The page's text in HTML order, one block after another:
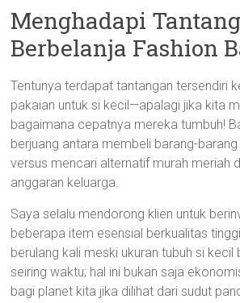
Menghadapi
Berbelanja Fashion
Tentunya terdapat tantangan tersendiri
pakaian untuk si kecil—apalagi jika kita
bagaimana cepatnya mereka tumbuh!
berjuang antara membeli barang-
versus mencari alternatif murah meriah
anggaran keluarga.
Saya selalu mendorong klien untuk
beberapa item esensial berkualitas
berulang kali meski ukuran tubuh si kecil
seiring waktu; hal ini bukan saja
bagi planet kita jika dilihat dari sudut